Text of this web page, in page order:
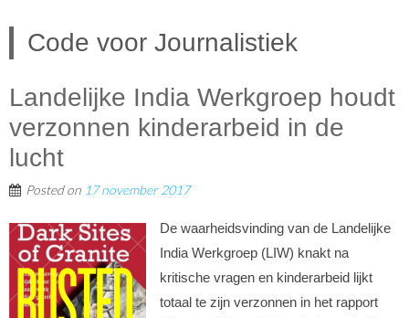
Code voor Journalistiek
Landelijke India Werkgroep houdt
verzonnen kinderarbeid in de
lucht
Posted on 17 november 2017
De waarheidsvinding van de Landelijke
India Werkgroep (LIW) knakt na
kritische vragen en kinderarbeid lijkt
totaal te zijn verzonnen in het rapport